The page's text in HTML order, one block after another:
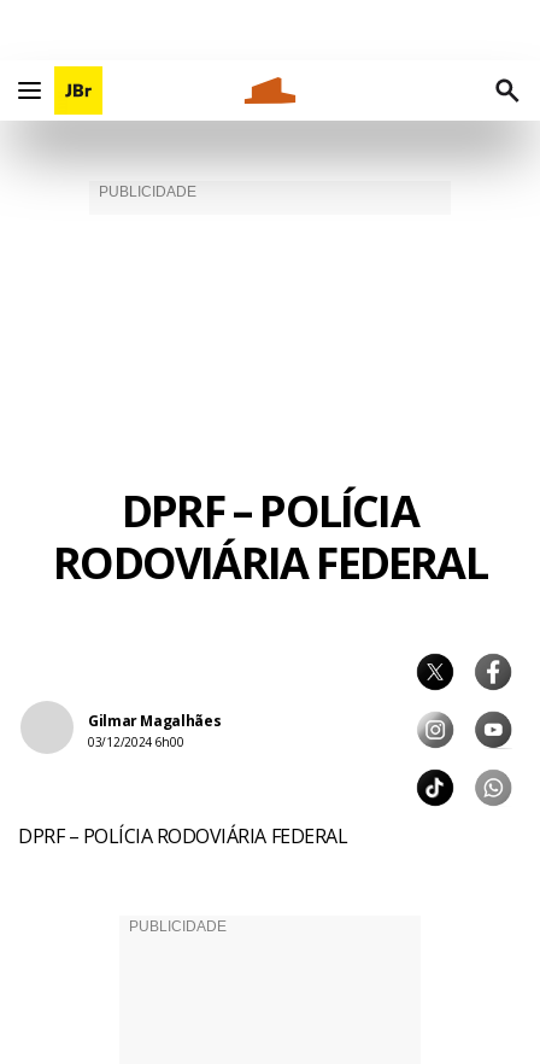
DPRF – POLÍCIA
RODOVIÁRIA FEDERAL
Gilmar Magalhães
03/12/2024 6h00
DPRF – POLÍCIA RODOVIÁRIA FEDERAL